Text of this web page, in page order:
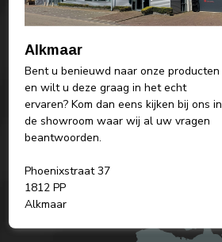
Alkmaar
Bent u benieuwd naar onze producten
en wilt u deze graag in het echt
ervaren? Kom dan eens kijken bij ons in
de showroom waar wij al uw vragen
beantwoorden.
Phoenixstraat 37
1812 PP
Alkmaar